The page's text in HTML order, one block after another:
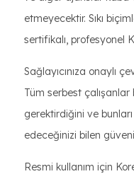
etmeyecektir. Sıkı
sertifikalı, profesyonel
Sağlayıcınıza onaylı
Tüm serbest
gerektirdiğini ve
edeceğinizi bilen
Resmi kullanım için